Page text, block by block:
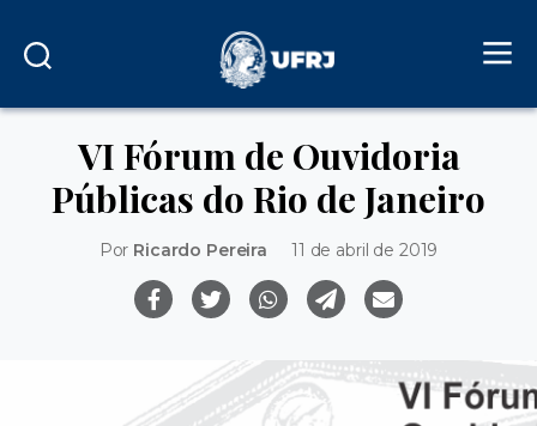
VI Fórum de Ouvidoria
Públicas do Rio de Janeiro
Por Ricardo Pereira 11 de abril de 2019